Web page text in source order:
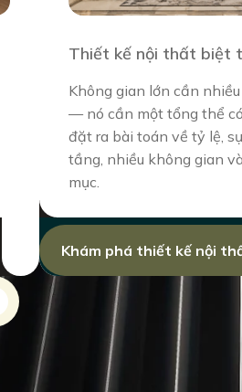
Thiết kế nội thất biệt
Không gian lớn cần
— nó cần một tổng thể
đặt ra bài toán về tỷ lệ,
tầng, nhiều không gian
mục.
Khám phá thiết kế nội